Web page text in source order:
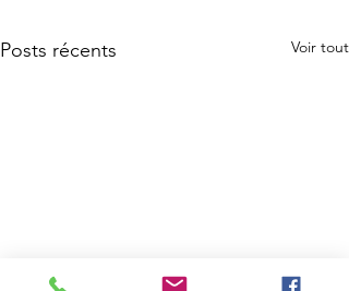
Posts récents Voir tout